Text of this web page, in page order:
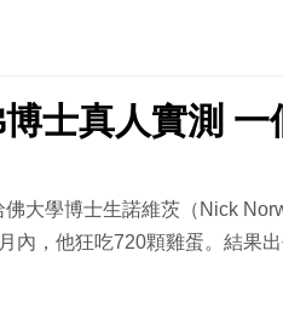
博士真人實測
大學博士生諾維茨（Nick
內，他狂吃720顆雞蛋。結果